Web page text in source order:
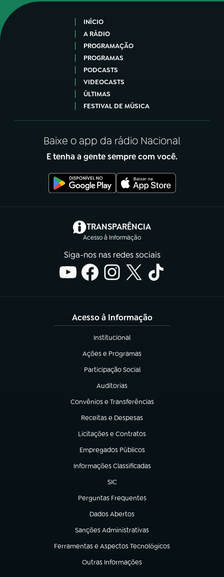
INÍCIO
A RÁDIO
PROGRAMAÇÃO
PROGRAMAS
PODCASTS
VIDEOCASTS
ÚLTIMAS
FESTIVAL DE MÚSICA
Baixe o app da rádio Nacional
E tenha a gente sempre com você.
TRANSPARÊNCIA
Acesso à Informação
(abre em nova aba)
Siga-nos nas redes sociais
Acesso à Informação
Institucional
(abre em nova aba)
Ações e Programas
(abre em nova aba)
Participação Social
(abre em nova aba)
Auditorias
(abre em nova aba)
Convênios e Transferências
(abre em nova aba)
Receitas e Despesas
(abre em nova aba)
Licitações e Contratos
(abre em nova aba)
Empregados Públicos
(abre em nova aba)
Informações Classificadas
(abre em nova aba)
SIC
(abre em nova aba)
Perguntas Frequentes
(abre em nova aba)
Dados Abertos
(abre em nova aba)
Sanções Administrativas
(abre em nova aba)
Ferramentas e Aspectos Tecnológicos
(abre em nova aba)
Outras Informações
(abre em nova aba)